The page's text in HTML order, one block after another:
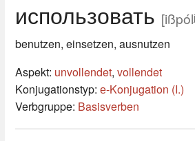
использовать
benutzen, einsetzen, ausnutzen
Aspekt: unvollendet, vollendet
Konjugationstyp: е-Konjugation (I.)
Verbgruppe: Basisverben